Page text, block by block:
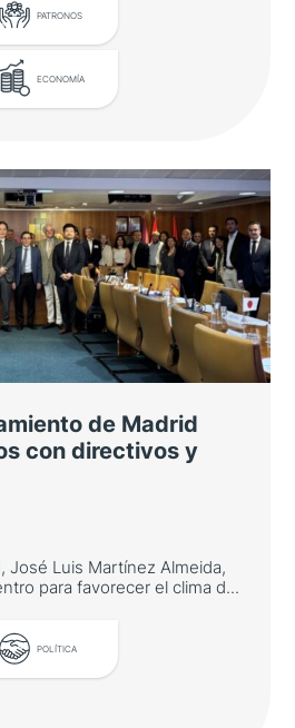
PATRONOS
ECONOMÍA
Exteriores
de
Asia-Pacífico en
inauguró una mesa
asiática organizada
de Madrid
con directivos y
José Luis Martínez Almeida,
para favorecer el clima d...
POLÍTICA